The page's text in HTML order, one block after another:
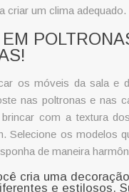
criar um clima adequado.
os móveis da sala e
nas poltronas e nas
brincar com a textura
Selecione os modelos
de maneira
cria uma
e estilosos.